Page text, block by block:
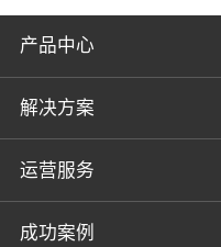
产品中心
解决方案
运营服务
成功案例